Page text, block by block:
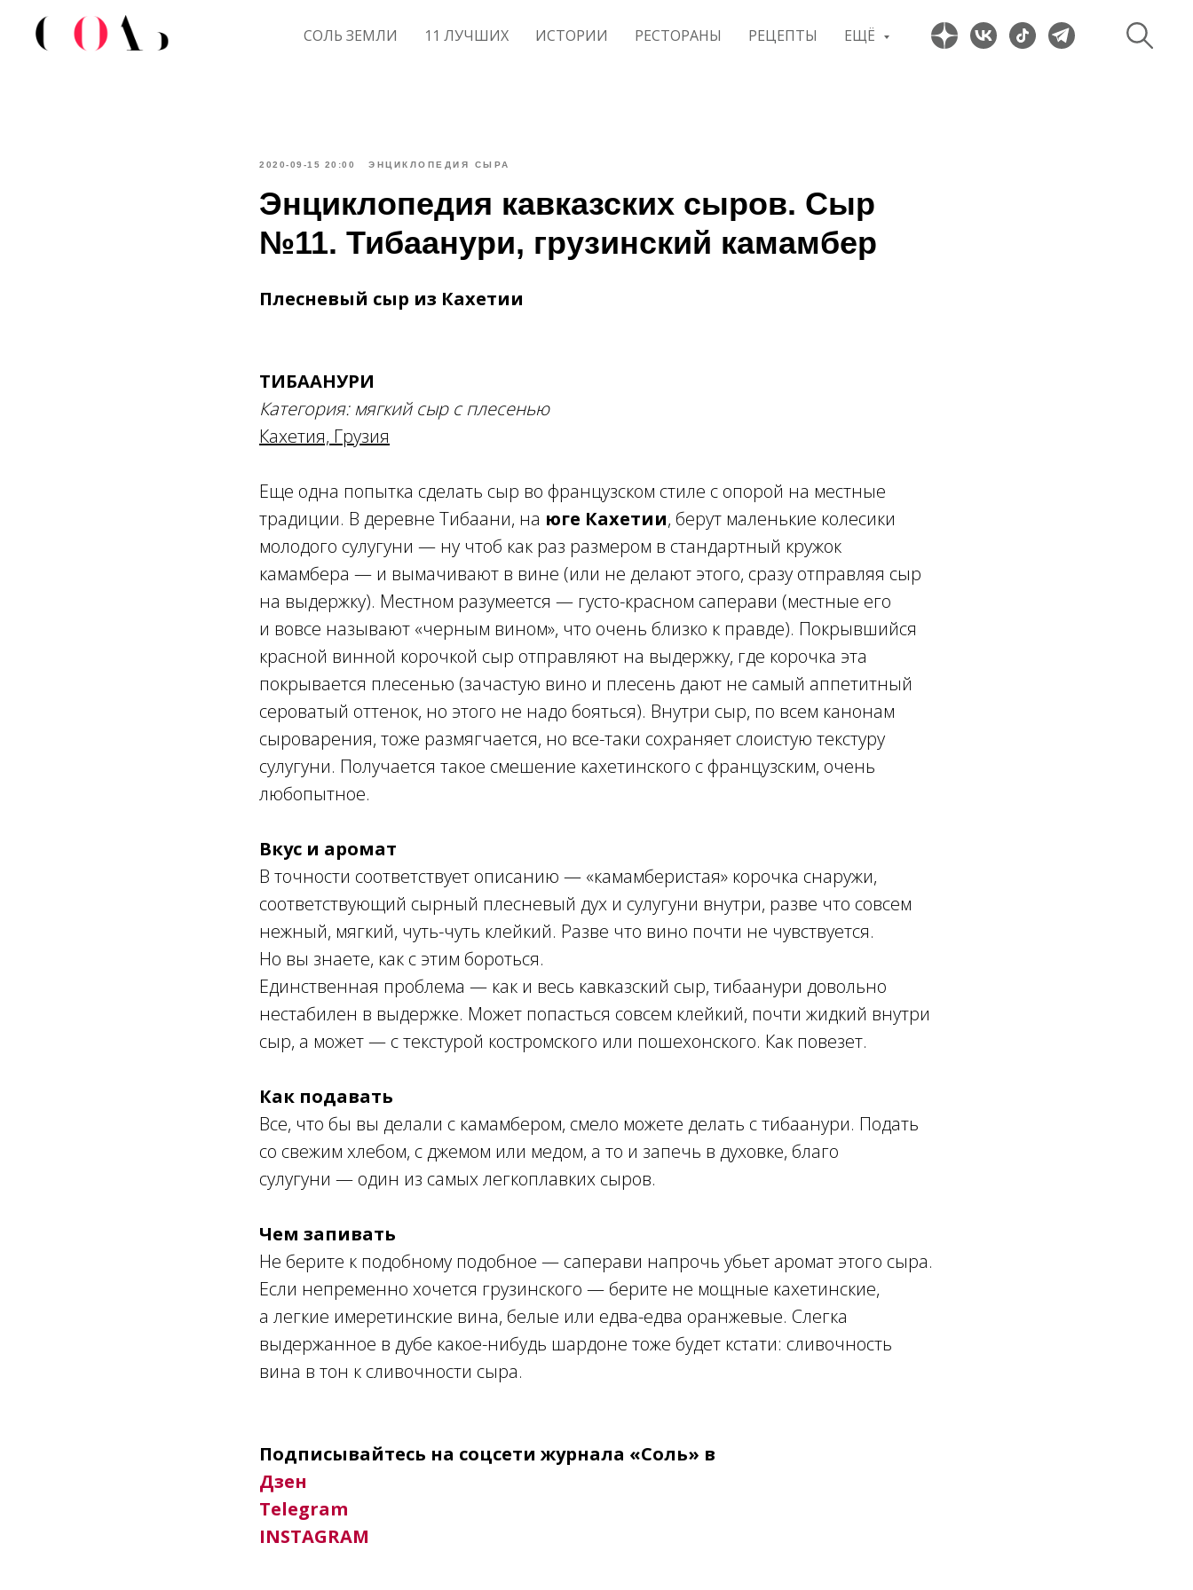
СОЛЬ ЗЕМЛИ 11 ЛУЧШИХ ИСТОРИИ РЕСТОРАНЫ РЕЦЕПТЫ ЕЩЁ
2020-09-15 20:00 ЭНЦИКЛОПЕДИЯ СЫРА
Энциклопедия кавказских сыров. Сыр
№11. Тибаанури, грузинский камамбер
Плесневый сыр из Кахетии
ТИБААНУРИ
Категория: мягкий сыр с плесенью
Кахетия, Грузия
Еще одна попытка сделать сыр во французском стиле с опорой на местные
традиции. В деревне Тибаани, на юге Кахетии, берут маленькие колесики
молодого сулугуни — ну чтоб как раз размером в стандартный кружок
камамбера — и вымачивают в вине (или не делают этого, сразу отправляя сыр
на выдержку). Местном разумеется — густо-красном саперави (местные его
и вовсе называют «черным вином», что очень близко к правде). Покрывшийся
красной винной корочкой сыр отправляют на выдержку, где корочка эта
покрывается плесенью (зачастую вино и плесень дают не самый аппетитный
сероватый оттенок, но этого не надо бояться). Внутри сыр, по всем канонам
сыроварения, тоже размягчается, но все-таки сохраняет слоистую текстуру
сулугуни. Получается такое смешение кахетинского с французским, очень
любопытное.
Вкус и аромат
В точности соответствует описанию — «камамберистая» корочка снаружи,
соответствующий сырный плесневый дух и сулугуни внутри, разве что совсем
нежный, мягкий, чуть-чуть клейкий. Разве что вино почти не чувствуется.
Но вы знаете, как с этим бороться.
Единственная проблема — как и весь кавказский сыр, тибаанури довольно
нестабилен в выдержке. Может попасться совсем клейкий, почти жидкий внутри
сыр, а может — с текстурой костромского или пошехонского. Как повезет.
Как подавать
Все, что бы вы делали с камамбером, смело можете делать с тибаанури. Подать
со свежим хлебом, с джемом или медом, а то и запечь в духовке, благо
сулугуни — один из самых легкоплавких сыров.
Чем запивать
Не берите к подобному подобное — саперави напрочь убьет аромат этого сыра.
Если непременно хочется грузинского — берите не мощные кахетинские,
а легкие имеретинские вина, белые или едва-едва оранжевые. Слегка
выдержанное в дубе какое-нибудь шардоне тоже будет кстати: сливочность
вина в тон к сливочности сыра.
Подписывайтесь на соцсети журнала «Соль» в
Дзен
Telegram
INSTAGRAM